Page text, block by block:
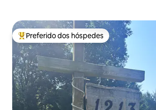
Entre os melhores preferidos dos hóspedes
Preferido dos hóspedes